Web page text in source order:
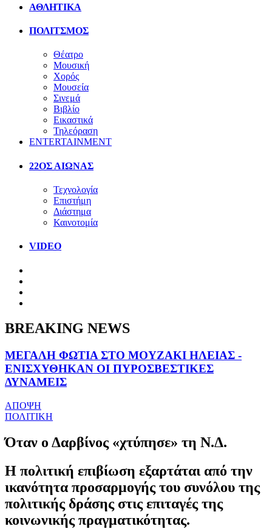
ΑΘΛΗΤΙΚΑ
ΠΟΛΙΤΣΜΟΣ
Θέατρο
Μουσική
Χορός
Μουσεία
Σινεμά
Βιβλίο
Εικαστικά
Τηλεόραση
ENTERTAINMENT
22ΟΣ ΑΙΩΝΑΣ
Τεχνολογία
Επιστήμη
Διάστημα
Καινοτομία
VIDEO
BREAKING NEWS
ΜΕΓΑΛΗ ΦΩΤΙΑ ΣΤΟ ΜΟΥΖΑΚΙ ΗΛΕΙΑΣ -
ΕΝΙΣΧΥΘΗΚΑΝ ΟΙ ΠΥΡΟΣΒΕΣΤΙΚΕΣ
ΔΥΝΑΜΕΙΣ
ΑΠΟΨΗ
ΠΟΛΙΤΙΚΗ
Όταν ο Δαρβίνος «χτύπησε» τη Ν.Δ.
Η πολιτική επιβίωση εξαρτάται από την
ικανότητα προσαρμογής του συνόλου της
πολιτικής δράσης στις επιταγές της
κοινωνικής πραγματικότητας.